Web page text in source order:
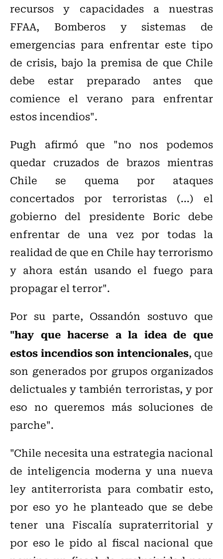
recursos y capacidades a nuestras
FFAA, Bomberos y sistemas de
emergencias para enfrentar este tipo
de crisis, bajo la premisa de que Chile
debe estar preparado antes que
comience el verano para enfrentar
estos incendios".
Pugh afirmó que "no nos podemos
quedar cruzados de brazos mientras
Chile se quema por ataques
concertados por terroristas (...) el
gobierno del presidente Boric debe
enfrentar de una vez por todas la
realidad de que en Chile hay terrorismo
y ahora están usando el fuego para
propagar el terror".
Por su parte, Ossandón sostuvo que
"hay que hacerse a la idea de que
estos incendios son intencionales, que
son generados por grupos organizados
delictuales y también terroristas, y por
eso no queremos más soluciones de
parche".
"Chile necesita una estrategia nacional
de inteligencia moderna y una nueva
ley antiterrorista para combatir esto,
por eso yo he planteado que se debe
tener una Fiscalía supraterritorial y
por eso le pido al fiscal nacional que